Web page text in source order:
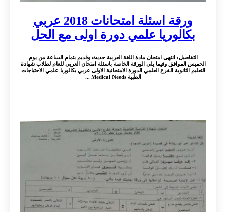
ورقة اسئلة امتحانات 2018 عربي
بكالوريا علمي دورة اولى مع الحل
التفاصيل: انتهى امتحان مادة اللغة العربية حديث وقديم بتمام الساعة من يوم
الخميس الموافق وفيما يلي الورقة الخاصة باسئلة امتحان العربي للعام لطلاب شهادة
التعليم الثانوية الفرع العلمي الدورة الامتحانية الاولى عربي بكالوريا علمي الاحتياجات
الطبية Medical Needs ...